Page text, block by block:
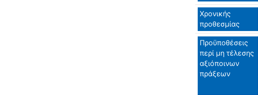
Χρονικής
προθεσμίας
Προϋποθέσεις
περί μη τέλεσης
αξιόποινων
πράξεων